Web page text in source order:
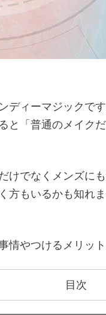
ディーマジックで
と「普通のメイク
けでなくメンズに
方もいるかも知れ
情やつけるメリッ
目次